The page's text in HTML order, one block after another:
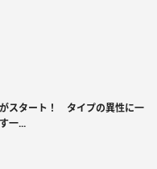
スタート！ タイプの異性に一
一...